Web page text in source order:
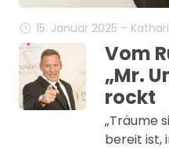
15. Januar 2025 –
Vom
„Mr.
rockt
„Träume
bereit ist,